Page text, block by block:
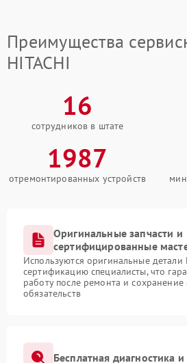
Преимущества
HITACHI
16
сотрудников в штате
1987
отремонтированных устройств
Оригинальные запчасти и
сертифицированные
Используются оригинальные
сертификацию специалисты, что
работу после ремонта и сохранение
обязательств
Бесплатная диагностика